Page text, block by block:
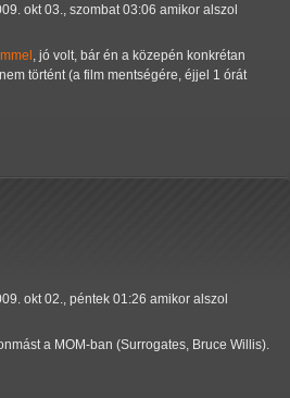
okt 03., szombat 03:06 amikor alszol
, jó volt, bár én a közepén konkrétan
történt (a film mentségére, éjjel 1 órát
okt 02., péntek 01:26 amikor alszol
a MOM-ban (Surrogates, Bruce Willis).